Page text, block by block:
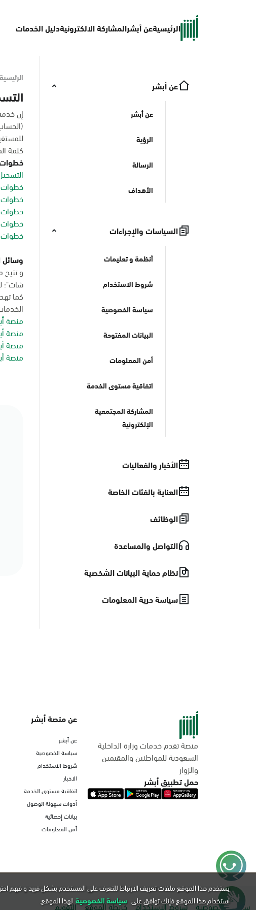
الرئيسيةعن أبشرالمشاركة الالكترونيةدليل الخدمات
عن أبشر
عن أبشر
الرؤية
الرسالة
الأهداف
السياسات والإجراءات
أنظمة و تعليمات
شروط الاستخدام
سياسة الخصوصية
البيانات المفتوحة
أمن المعلومات
اتفاقية مستوى الخدمة
المشاركة المجتمعية
الإلكترونية
الأخبار والفعاليات
العناية بالفئات الخاصة
الوظائف
التواصل والمساعدة
نظام حماية البيانات الشخصية
سياسة حرية المعلومات
الرئيسية
إن
كلمة
خطوات
خطوات
خطوات
خطوات
خطوات
خطوات
وسائل
و تتيح
شات"؛
كما
منصة
منصة
منصة
منصة
منصة تقدم خدمات وزارة الداخلية
السعودية للمواطنين والمقيمين
والزوار
حمل تطبيق أبشر
عن منصة أبشر
عن أبشر
سياسة الخصوصية
شروط الاستخدام
الاخبار
اتفاقية مستوى الخدمة
أدوات سهولة الوصول
بيانات إحصائية
أمن المعلومات
سياسة الخصوصية شروط الاستخدام خريطة الموقع التقويم
يستخدم هذا الموقع ملفات تعريف الارتباط للتعرف على المستخدم بشكل فريد و فهم
استخدام هذا الموقع فإنك توافق على سياسة الخصوصية لهذا الموقع.